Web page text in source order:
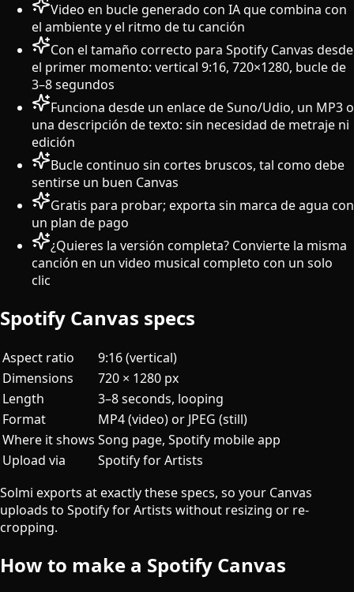
Video en bucle generado con IA que combina con
el ambiente y el ritmo de tu canción
Con el tamaño correcto para Spotify Canvas desde
el primer momento: vertical 9:16, 720×1280, bucle de
3–8 segundos
Funciona desde un enlace de Suno/Udio, un MP3 o
una descripción de texto: sin necesidad de metraje ni
edición
Bucle continuo sin cortes bruscos, tal como debe
sentirse un buen Canvas
Gratis para probar; exporta sin marca de agua con
un plan de pago
¿Quieres la versión completa? Convierte la misma
canción en un video musical completo con un solo
clic
Spotify Canvas specs
Aspect ratio
9:16 (vertical)
Dimensions
720 × 1280 px
Length
3–8 seconds, looping
Format
MP4 (video) or JPEG (still)
Where it shows Song page, Spotify mobile app
Upload via
Spotify for Artists
Solmi exports at exactly these specs, so your Canvas
uploads to Spotify for Artists without resizing or re-
cropping.
How to make a Spotify Canvas